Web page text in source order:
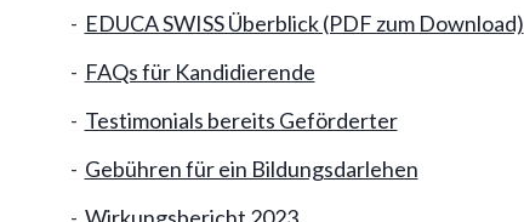
EDUCA SWISS Überblick (PDF zum Download)
FAQs für Kandidierende
Testimonials bereits Geförderter
Gebühren für ein Bildungsdarlehen